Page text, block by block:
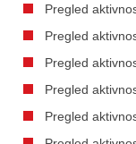
Pregled
Pregled
Pregled
Pregled
Pregled